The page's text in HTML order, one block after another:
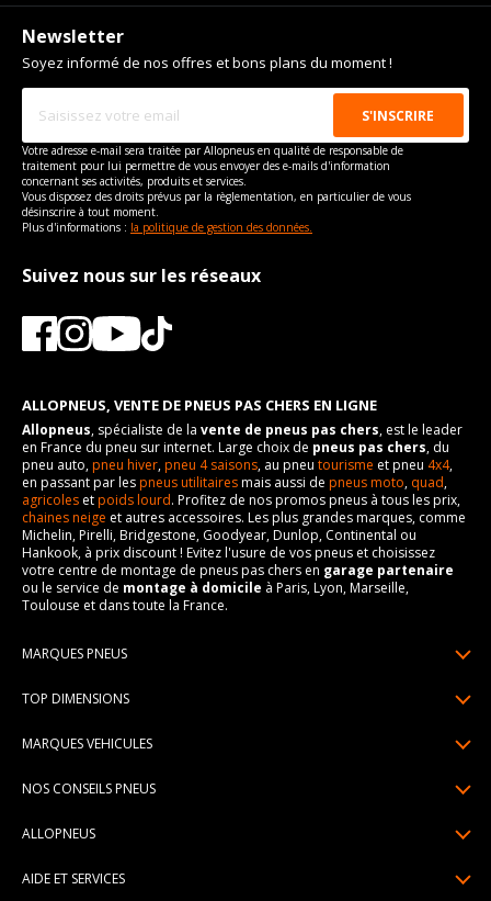
Newsletter
Soyez informé de nos offres et bons plans du moment !
Votre adresse e-mail sera traitée par Allopneus en qualité de responsable de
traitement pour lui permettre de vous envoyer des e-mails d'information
concernant ses activités, produits et services.
Vous disposez des droits prévus par la règlementation, en particulier de vous
désinscrire à tout moment.
Plus d'informations : la politique de gestion des données.
Suivez nous sur les réseaux
ALLOPNEUS, VENTE DE PNEUS PAS CHERS EN LIGNE
Allopneus, spécialiste de la vente de pneus pas chers, est le leader
en France du pneu sur internet. Large choix de pneus pas chers, du
pneu auto,pneu hiver,pneu 4 saisons, au pneu tourisme et pneu 4x4,
en passant par lespneus utilitairesmais aussi de pneus moto, quad,
agricoles etpoids lourd. Profitez de nos promos pneus à tous les prix,
chaines neige et autres accessoires. Les plus grandes marques, comme
Michelin, Pirelli, Bridgestone, Goodyear, Dunlop, Continental ou
Hankook, à prix discount ! Evitez l'usure de vos pneus et choisissez
votre centre de montage de pneus pas chers en garage partenaire
ou le service de montage à domicile à Paris, Lyon, Marseille,
Toulouse et dans toute la France.
MARQUES PNEUS
Pneus Continental
Pneus Hankook
Pneus Dunlop
TOP DIMENSIONS
195/65R15
205/60R16
MARQUES VEHICULES
Peugeot
NOS CONSEILS PNEUS
Pression pneu
ALLOPNEUS
AIDE ET SERVICES